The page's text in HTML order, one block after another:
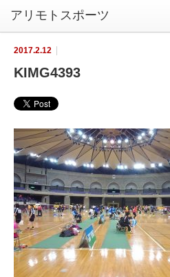
2017.2.12
KIMG4393